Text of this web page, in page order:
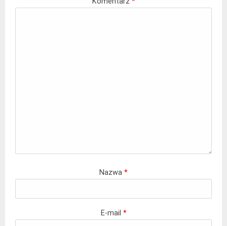
Nazwa *
E-mail *